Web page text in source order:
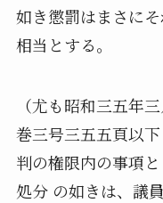
如き懲罰はまさに
相当とする。
（尤も昭和三五年
巻三号三五五頁以
判の権限内の事項
処分 の如きは、議